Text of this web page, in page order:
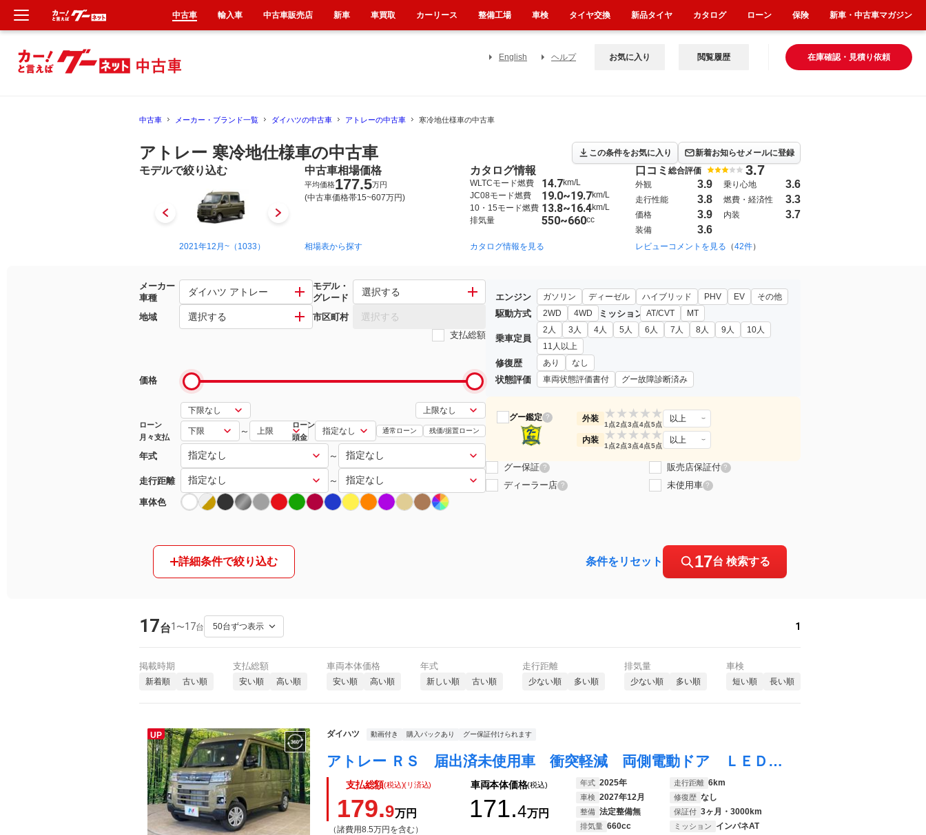
English ヘルプ 在庫確認・見積り依頼
お気に入り 閲覧履歴
中古車 メーカー・ブランド一覧 ダイハツの中古車 アトレーの中古車 寒冷地仕様車の中古車
アトレー 寒冷地仕様車の中古車 この条件をお気に入り 新着お知らせメールに登録
モデルで絞り込む
2021年12月~（1033） 1999年1月~2002年1月（3） 1994年1月~1999年1月（14） 1986年5月~1994年1月（1）
中古車相場価格
平均価格177.5万円
(中古車価格帯15~607万円)
相場表から探す
カタログ情報
WLTCモード燃費 14.7km/L
JC08モード燃費
19.0~19.7km/L
10・15モード燃費 13.8~16.4km/L
排気量
550~660cc
カタログ情報を見る
口コミ 総合評価 3.7
外観 3.9 乗り心地 3.6
走行性能 3.8 燃費・経済性 3.3
価格 3.9 内装 3.7
装備 3.6
レビューコメントを見る （42件）
メーカー
車種
ダイハツ アトレー
モデル・
グレード
選択する
地域 選択する 市区町村 選択する
支払総額
価格
ローン
月々支払
～
ローン
頭金
通常ローン 残価/据置ローン
年式 ～
走行距離 ～
車体色
エンジン ガソリン ディーゼル ハイブリッド PHV EV その他
駆動方式 2WD 4WD ミッション AT/CVT MT
乗車定員
2人 3人 4人 5人 6人 7人 8人 9人
10人
11人以上
修復歴 あり なし
状態評価 車両状態評価書付 グー故障診断済み
グー鑑定 ? 外装 ★
1点
★
2点
★
3点
★
4点
★
5点
以上
内装 ★
1点
★
2点
★
3点
★
4点
★
5点
以上
グー保証 ? 販売店保証付 ?
ディーラー店 ? 未使用車 ?
詳細条件で絞り込む 条件をリセット 17台 検索する
17台1 〜17台 1
掲載時期
新着順 古い順
支払総額
安い順 高い順
車両本体価格
安い順 高い順
年式
新しい順 古い順
走行距離
少ない順 多い順
排気量
少ない順 多い順
車検
短い順 長い順
UP ダイハツ 動画付き 購入パックあり グー保証付けられます
アトレー ＲＳ 届出済未使用車 衝突軽減 両側電動ドア ＬＥＤヘッドライト クリアランスソナー レーンキープアシスト オートハイビーム スマートキー オートエアコン ＬＥＤフォグランプ ステアリングスイッチ
支払総額(税込)(リ済込)
179.9万円
（諸費用8.5万円を含む）
車両本体価格(税込)
171.4万円
年式 2025年 走行距離 6km
車検 2027年12月 修復歴 なし
整備 法定整備無 保証付 3ヶ月・3000km
排気量 660cc ミッション インパネAT
中古車 輸入車 中古車販売店 新車 車買取 カーリース 整備工場 車検 タイヤ交換 新品タイヤ カタログ ローン 保険 新車・中古車マガジン
新車